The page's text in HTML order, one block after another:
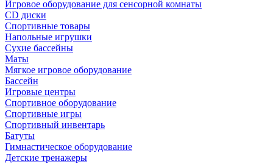
Игровое оборудование для сенсорной комнаты
CD диски
Спортивные товары
Напольные игрушки
Сухие бассейны
Маты
Мягкое игровое оборудование
Бассейн
Игровые центры
Спортивное оборудование
Спортивные игры
Спортивный инвентарь
Батуты
Гимнастическое оборудование
Детские тренажеры